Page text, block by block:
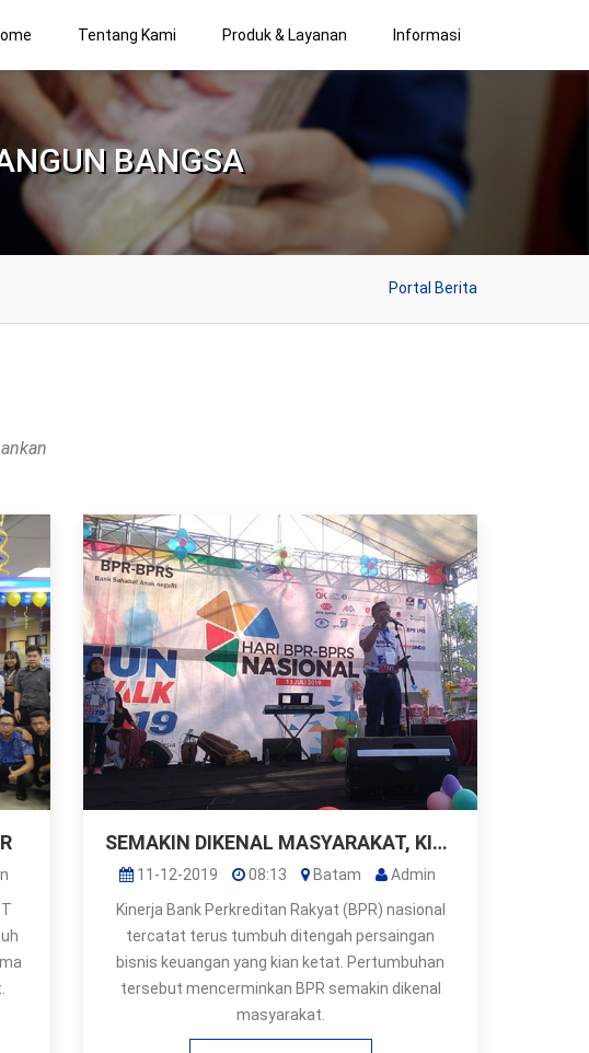
Tentang Kami Produk & Layanan Informasi
BANGSA
Portal Berita
SEMAKIN DIKENAL MASYARAKAT, KINERJA BPR TERUS TUMBUH
11-12-2019 08:13 Batam
Admin
Kinerja Bank Perkreditan Rakyat (BPR) nasional
tercatat terus tumbuh ditengah persaingan
bisnis keuangan yang kian ketat. Pertumbuhan
tersebut mencerminkan BPR semakin dikenal
masyarakat.